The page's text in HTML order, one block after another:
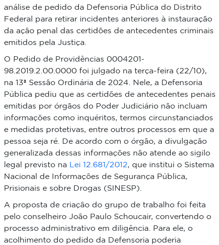
análise de pedido da Defensoria Pública do Distrito
Federal para retirar incidentes anteriores à instauração
da ação penal das certidões de antecedentes criminais
emitidos pela Justiça.
O Pedido de Providências 0004201-
98.2019.2.00.0000 foi julgado na terça-feira (22/10),
na 13ª Sessão Ordinária de 2024. Nele, a Defensoria
Pública pediu que as certidões de antecedentes penais
emitidas por órgãos do Poder Judiciário não incluam
informações como inquéritos, termos circunstanciados
e medidas protetivas, entre outros processos em que a
pessoa seja ré. De acordo com o órgão, a divulgação
generalizada dessas informações não atende ao sigilo
legal previsto na
Lei 12.681/2012, que institui o Sistema
Nacional de Informações de Segurança Pública,
Prisionais e sobre Drogas (SINESP).
A proposta de criação do grupo de trabalho foi feita
pelo conselheiro João Paulo Schoucair, convertendo o
processo administrativo em diligência. Para ele, o
acolhimento do pedido da Defensoria poderia